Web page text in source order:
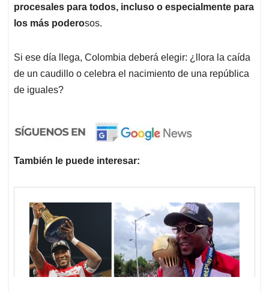
procesales para todos, incluso o especialmente para
los más poderosos.
Si ese día llega, Colombia deberá elegir: ¿llora la caída
de un caudillo o celebra el nacimiento de una república
de iguales?
También le puede interesar: